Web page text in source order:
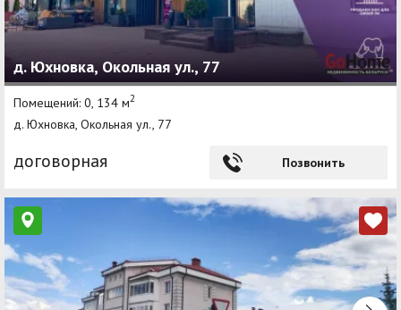
д. Юхновка, Окольная ул., 77
Помещений: 0, 134 м2
д. Юхновка, Окольная ул., 77
договорная Позвонить